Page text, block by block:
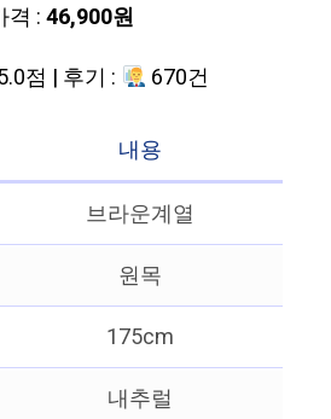
격 :46,900원
점 | 후기 :
670건
내용
브라운계열
원목
175cm
내추럴